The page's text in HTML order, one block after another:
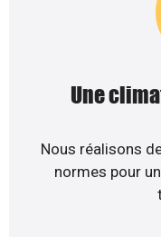
Une
Nous réalisons
normes pour